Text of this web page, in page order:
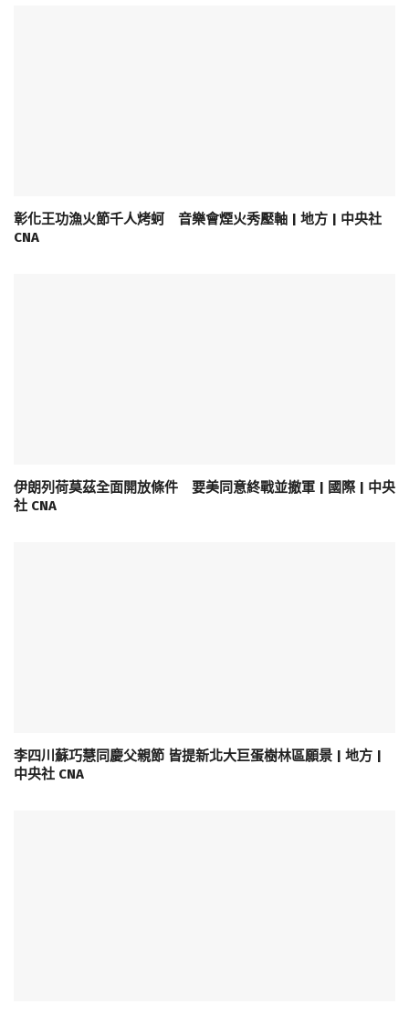
彰化王功漁火節千人烤蚵 音樂會煙火秀壓軸 | 地方 | 中央社
CNA
伊朗列荷莫茲全面開放條件 要美同意終戰並撤軍 | 國際 | 中央
社 CNA
李四川蘇巧慧同慶父親節 皆提新北大巨蛋樹林區願景 | 地方 |
中央社 CNA